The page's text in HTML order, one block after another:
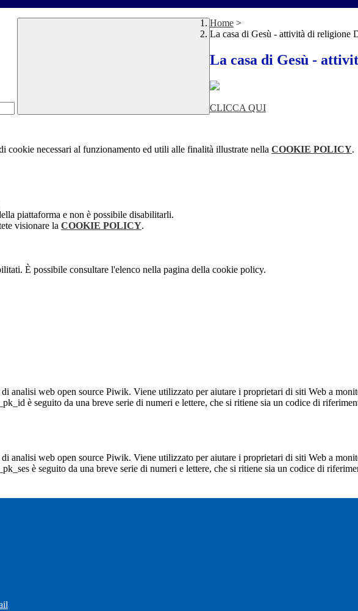
Home >
La casa di Gesù - attività di religione
La casa di Gesù -
CLICCA QUI
cookie necessari al funzionamento ed utili alle finalità illustrate nella COOKIE POLICY.
piattaforma e non è possibile disabilitarli.
visionare la COOKIE POLICY.
È possibile consultare l'elenco nella pagina della cookie policy.
analisi web open source Piwik. Viene utilizzato per aiutare i proprietari di siti Web a
è seguito da una breve serie di numeri e lettere, che si ritiene sia un codice di
analisi web open source Piwik. Viene utilizzato per aiutare i proprietari di siti Web a
è seguito da una breve serie di numeri e lettere, che si ritiene sia un codice di